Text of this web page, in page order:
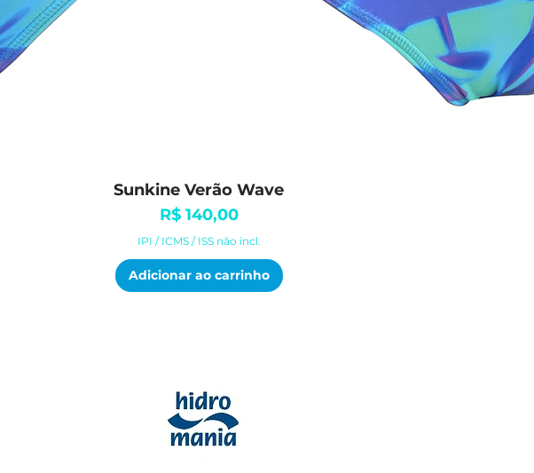
Visualização rápida
Sunkine Verão Wave
Preço
R$ 140,00
IPI / ICMS / ISS não incl.
Adicionar ao carrinho